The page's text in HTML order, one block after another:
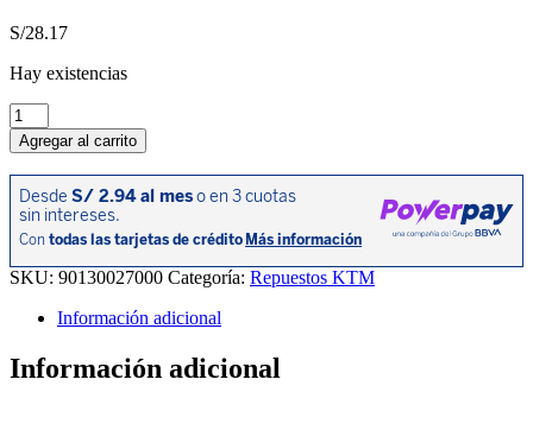
S/28.17
Hay existencias
Empaq.
Tapa
embrague
200
Duke
12
cantidad
Agregar al carrito
SKU: 90130027000 Categoría: Repuestos KTM
Información adicional
Información adicional